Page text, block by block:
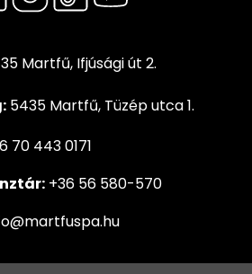
Martfű, Ifjúsági út 2.
5435 Martfű, Tüzép utca 1.
70 443 0171
+36 56 580-570